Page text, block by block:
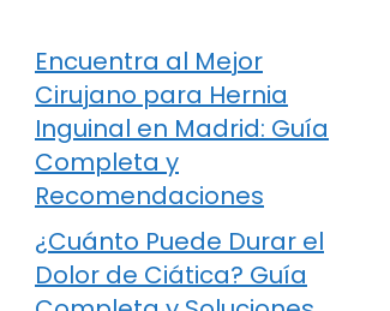
Encuentra al Mejor
Cirujano para Hernia
Inguinal en Madrid: Guía
Completa y
Recomendaciones
¿Cuánto Puede Durar el
Dolor de Ciática? Guía